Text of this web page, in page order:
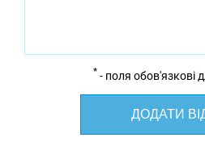
* - поля обов'язкові
ДОДАТИ